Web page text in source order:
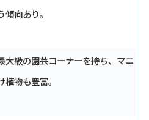
傾向あり。
大級の園芸コーナーを持ち、マニ
植物も豊富。